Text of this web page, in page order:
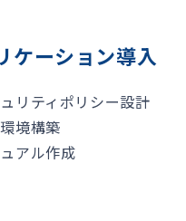
ケーション導入
リティポリシー設計
境構築
アル作成